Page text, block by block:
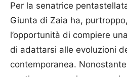
Per la senatrice
Giunta di Zaia ha,
l’opportunità di compiere
di adattarsi alle evoluzioni
contemporanea.